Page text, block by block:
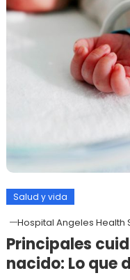
Salud y vida
Hospital Angeles Health
Principales
nacido: Lo que